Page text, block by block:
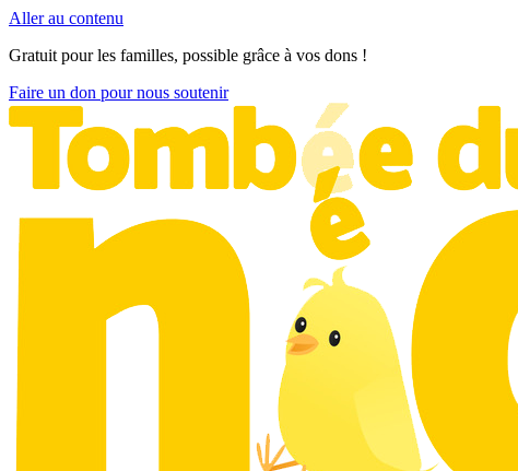
Aller au contenu
Gratuit pour les familles, possible grâce à vos dons !
Faire un don pour nous soutenir